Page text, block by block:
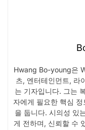
Hwang Bo-young은
츠, 엔터테인먼트, 라
는 기자입니다. 그는
자에게 필요한 핵심
을 둡니다. 시의성 있
게 전하며, 신뢰할 수